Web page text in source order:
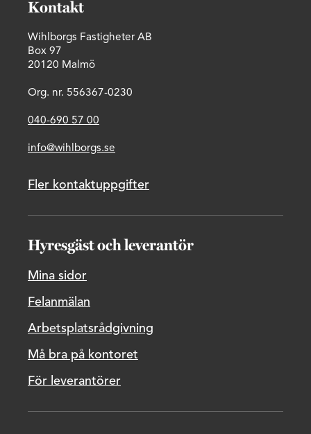
Kontakt
Wihlborgs Fastigheter AB
Box 97
20120 Malmö
Org. nr. 556367-0230
040-690 57 00
info@wihlborgs.se
Fler kontaktuppgifter
Hyresgäst och leverantör
Mina sidor
Felanmälan
Arbetsplatsrådgivning
Må bra på kontoret
För leverantörer